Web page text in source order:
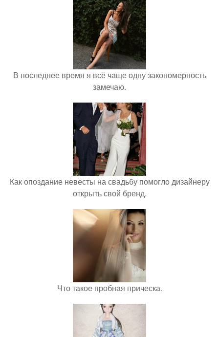
В последнее время я всё чаще одну закономерность
замечаю.
Как опоздание невесты на свадьбу помогло дизайнеру
открыть свой бренд.
Что такое пробная прическа.